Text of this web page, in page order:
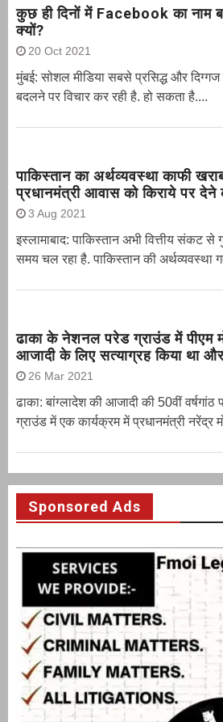
कुछ ही दिनों में Facebook का नाम
क्यों?
20 Oct 2021
मुंबई: सोशल मीडिया सबसे प्रसिद्ध और
बदलने पर विचार कर रही है. हो सकता है....
पाकिस्तान का अर्थव्यवस्था काफी
प्रधानमंत्री आवास को किराये पर देने
3 Aug 2021
इस्लामाबाद: पाकिस्तान अभी वित्तीय संकट
समय चल रहा है. पाकिस्तान की अर्थव्यवस्था
ढाका के नेशनल परेड ग्राउंड में पीएम
आजादी के लिए सत्याग्रह किया था
26 Mar 2021
ढाका: बांग्लादेश की आजादी की 50वीं
ग्राउंड में एक कार्यक्रम में प्रधानमंत्री नरेंद्र
Sponsored Ads